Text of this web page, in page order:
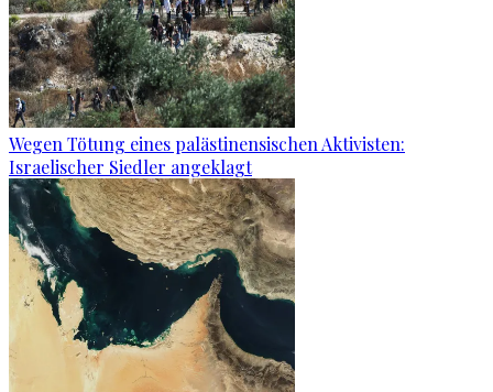
Wegen Tötung eines palästinensischen Aktivisten:
Israelischer Siedler angeklagt